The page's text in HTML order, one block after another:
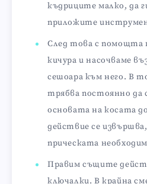
къдриците малко, да
приложите
След това с помощта
кичура и насочваме
сешоара към него. В
трябва постоянно да
основата на косата
действие се
прическата
Правим същите
ключалки. В крайна